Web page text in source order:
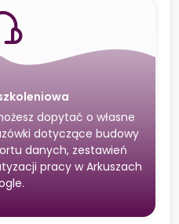
dopytać o własne
dotyczące budowy
danych, zestawień
pracy w Arkuszach